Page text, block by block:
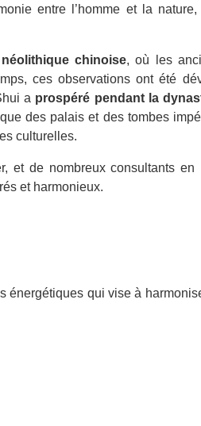
entre l’homme et la
chinoise, où les
ces observations ont été
a prospéré pendant la
des palais et des tombes
culturelles.
et de nombreux consultants
et harmonieux.
qui vise à